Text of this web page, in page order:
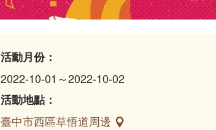
活動月份：
2022-10-01～2022-10-02
活動地點：
臺中市西區草悟道周邊